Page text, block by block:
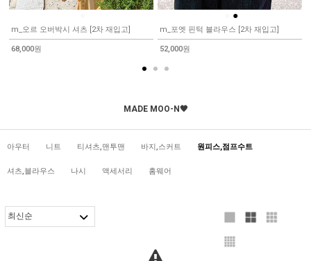
m_오르 오버박시 셔츠 [2차 재입고]
68,000원
●
m_포엣 핀턱 블라우스 [2차 재입고]
52,000원
MADE MOO-N🖤
아우터 니트 티셔츠,맨투맨 바지,스커트 원피스,점프수트
셔츠,블라우스 나시 액세서리 홈웨어